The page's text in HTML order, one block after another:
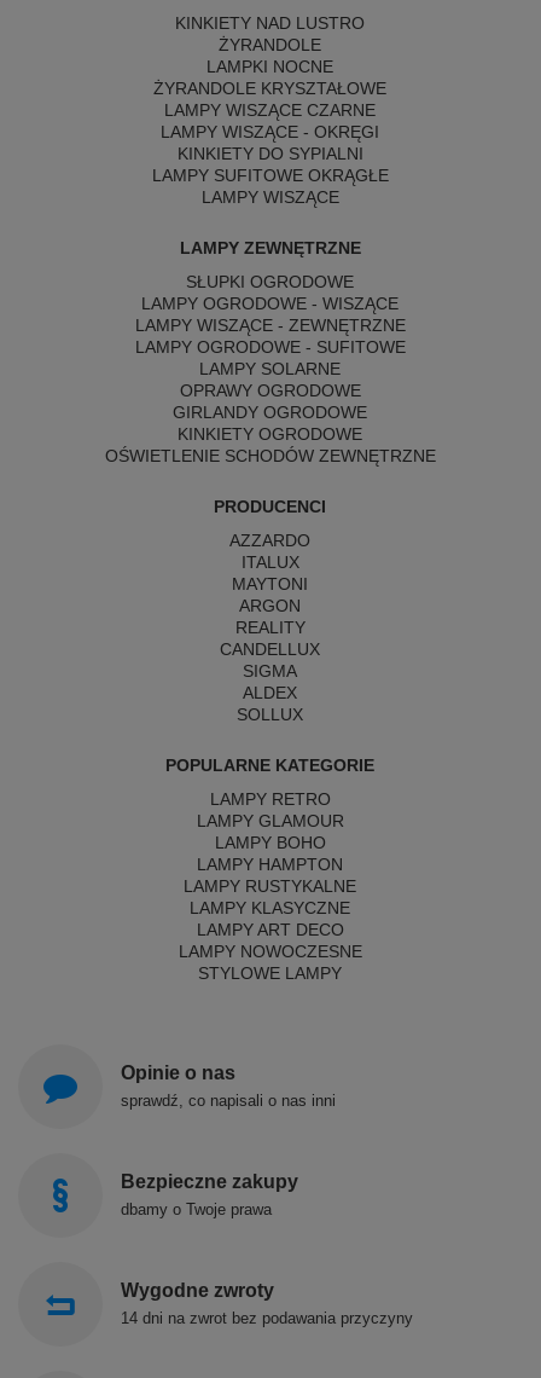
KINKIETY NAD LUSTRO
ŻYRANDOLE
LAMPKI NOCNE
ŻYRANDOLE KRYSZTAŁOWE
LAMPY WISZĄCE CZARNE
LAMPY WISZĄCE - OKRĘGI
KINKIETY DO SYPIALNI
LAMPY SUFITOWE OKRĄGŁE
LAMPY WISZĄCE
LAMPY ZEWNĘTRZNE
SŁUPKI OGRODOWE
LAMPY OGRODOWE - WISZĄCE
LAMPY WISZĄCE - ZEWNĘTRZNE
LAMPY OGRODOWE - SUFITOWE
LAMPY SOLARNE
OPRAWY OGRODOWE
GIRLANDY OGRODOWE
KINKIETY OGRODOWE
OŚWIETLENIE SCHODÓW ZEWNĘTRZNE
PRODUCENCI
AZZARDO
ITALUX
MAYTONI
ARGON
REALITY
CANDELLUX
SIGMA
ALDEX
SOLLUX
POPULARNE KATEGORIE
LAMPY RETRO
LAMPY GLAMOUR
LAMPY BOHO
LAMPY HAMPTON
LAMPY RUSTYKALNE
LAMPY KLASYCZNE
LAMPY ART DECO
LAMPY NOWOCZESNE
STYLOWE LAMPY
Opinie o nas
sprawdź, co napisali o nas inni
Bezpieczne zakupy
dbamy o Twoje prawa
Wygodne zwroty
14 dni na zwrot bez podawania przyczyny